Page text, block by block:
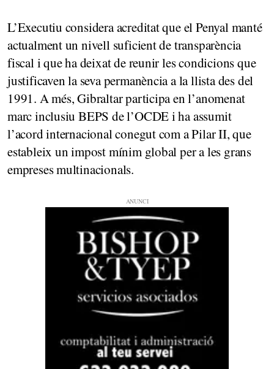
L’Executiu considera acreditat que el Penyal manté
actualment un nivell suficient de transparència
fiscal i que ha deixat de reunir les condicions que
justificaven la seva permanència a la llista des del
1991. A més, Gibraltar participa en l’anomenat
marc inclusiu BEPS de l’OCDE i ha assumit
l’acord internacional conegut com a Pilar II, que
estableix un impost mínim global per a les grans
empreses multinacionals.